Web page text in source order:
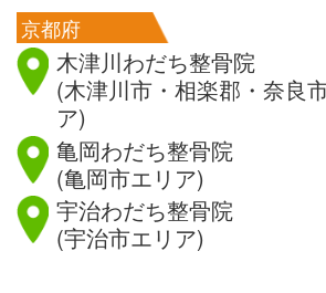
京都府
木津川わだち整骨院
(木津川市・相楽郡・奈良
ア)
亀岡わだち整骨院
(亀岡市エリア)
宇治わだち整骨院
(宇治市エリア)